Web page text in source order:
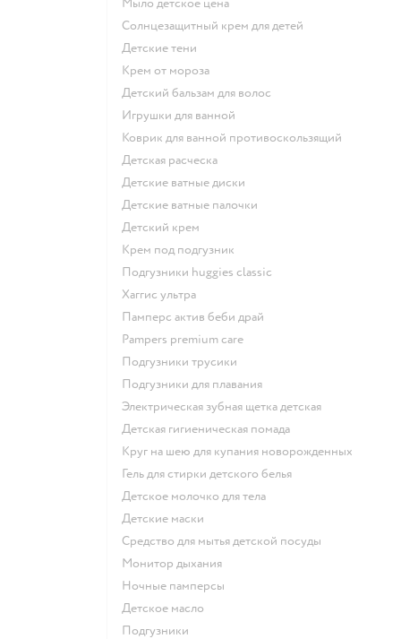
мыло детское цена
солнцезащитный крем для детей
детские тени
крем от мороза
детский бальзам для волос
игрушки для ванной
коврик для ванной противоскользящий
детская расческа
детские ватные диски
детские ватные палочки
детский крем
крем под подгузник
подгузники huggies classic
хаггис ультра
памперс актив беби драй
pampers premium care
подгузники трусики
подгузники для плавания
электрическая зубная щетка детская
детская гигиеническая помада
круг на шею для купания новорожденных
гель для стирки детского белья
детское молочко для тела
детские маски
средство для мытья детской посуды
монитор дыхания
ночные памперсы
детское масло
подгузники